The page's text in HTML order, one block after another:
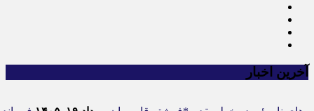
آخرین اخبار